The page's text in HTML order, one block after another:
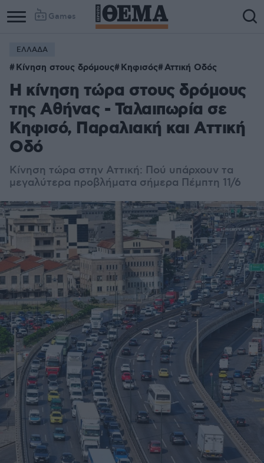
Games
ΕΛΛΑΔΑ
Κίνηση στους δρόμους Κηφισός Αττική Οδός
Η κίνηση τώρα στους δρόμους
της Αθήνας - Ταλαιπωρία σε
Κηφισό, Παραλιακή και Αττική
Οδό
Κίνηση τώρα στην Αττική: Πού υπάρχουν τα
μεγαλύτερα προβλήματα σήμερα Πέμπτη 11/6